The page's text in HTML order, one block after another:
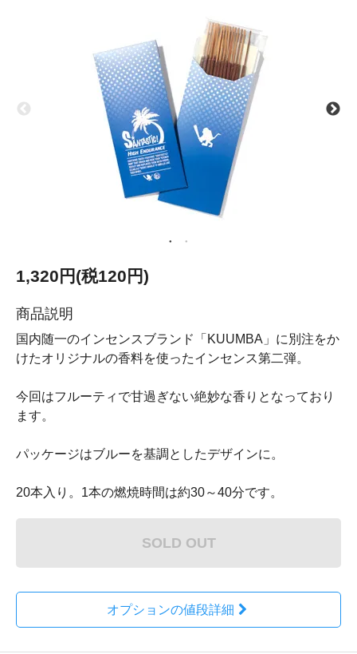
1,320円(税120円)
商品説明
国内随一のインセンスブランド「KUUMBA」に別注をか
けたオリジナルの香料を使ったインセンス第二弾。
今回はフルーティで甘過ぎない絶妙な香りとなっており
ます。
パッケージはブルーを基調としたデザインに。
20本入り。1本の燃焼時間は約30～40分です。
SOLD OUT
オプションの値段詳細